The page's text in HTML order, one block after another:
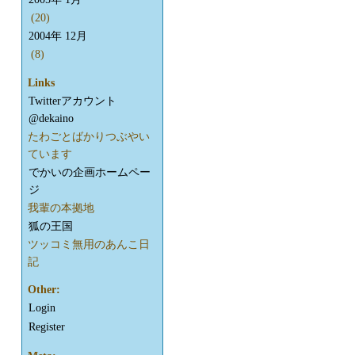
(20)
2004年 12月
(8)
Links
Twitterアカウント
@dekaino
たわごとばかりつぶやい
ています
でかいの企画ホームペー
ジ
我輩の本拠地
狐の王国
ツッコミ無用のあんこ日
記
Other:
Login
Register